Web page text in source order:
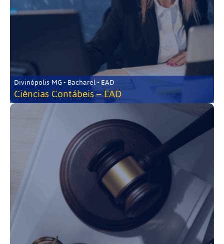
Divinópolis-MG • Bacharel • EAD
Ciências Contábeis – EAD